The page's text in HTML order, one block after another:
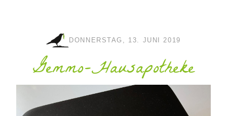
DONNERSTAG, 13. JUNI 2019
Gemmo-Hausapotheke